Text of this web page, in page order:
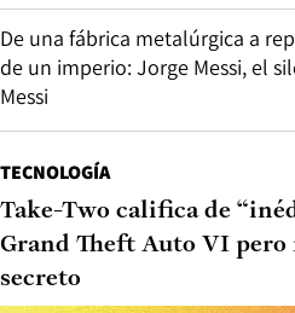
De una fábrica metalúrgica a
de un imperio: Jorge Messi, el
Messi
TECNOLOGÍA
Take-Two califica de
Grand Theft Auto VI
secreto